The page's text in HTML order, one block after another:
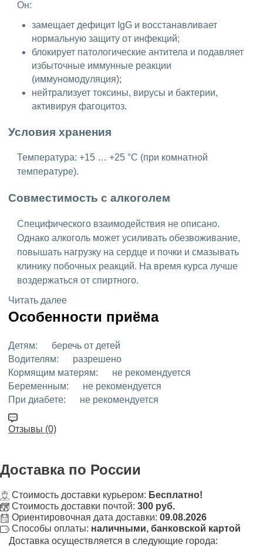
Он:
замещает дефицит IgG и восстанавливает
нормальную защиту от инфекций;
блокирует патологические антитела и подавляет
избыточные иммунные реакции
(иммуномодуляция);
нейтрализует токсины, вирусы и бактерии,
активируя фагоцитоз.
Условия хранения
Температура: +15 … +25 °C (при комнатной
температуре).
Совместимость с алкоголем
Специфического взаимодействия не описано.
Однако алкоголь может усиливать обезвоживание,
повышать нагрузку на сердце и почки и смазывать
клинику побочных реакций. На время курса лучше
воздержаться от спиртного.
Читать далее
Особенности приёма
Детям:
беречь от детей
Водителям:
разрешено
Кормящим матерям:
не рекомендуется
Беременным:
не рекомендуется
При диабете:
не рекомендуется
Отзывы (0)
Доставка по России
Стоимость доставки курьером: Бесплатно!
Стоимость доставки почтой: 300 руб.
Ориентировочная дата доставки: 09.08.2026
Способы оплаты: наличными, банковской картой
Доставка осуществляется в следующие города: